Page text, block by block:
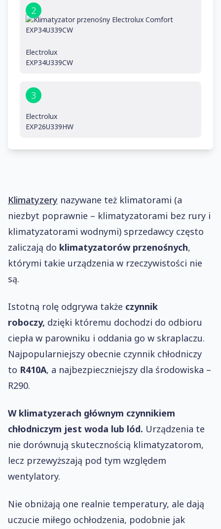
2
Electrolux
EXP34U339CW
3
Electrolux
EXP26U339HW
Klimatyzery nazywane też klimatorami (a
niezbyt poprawnie – klimatyzatorami bez rury i
klimatyzatorami wodnymi) sprzedawcy często
zaliczają do klimatyzatorów przenośnych,
którymi takie urządzenia w rzeczywistości nie
są.
Istotną rolę odgrywa także czynnik
roboczy, dzięki któremu dochodzi do odbioru
ciepła w parowniku i oddania go w skraplaczu.
Najpopularniejszy obecnie czynnik chłodniczy
to R410A, a najbezpieczniejszy dla środowiska –
R290.
W klimatyzerach głównym czynnikiem
chłodniczym jest woda lub lód. Urządzenia te
nie dorównują skutecznością klimatyzatorom,
lecz przewyższają pod tym względem
wentylatory.
Nie obniżają one realnie temperatury, ale dają
uczucie miłego ochłodzenia, podobnie jak